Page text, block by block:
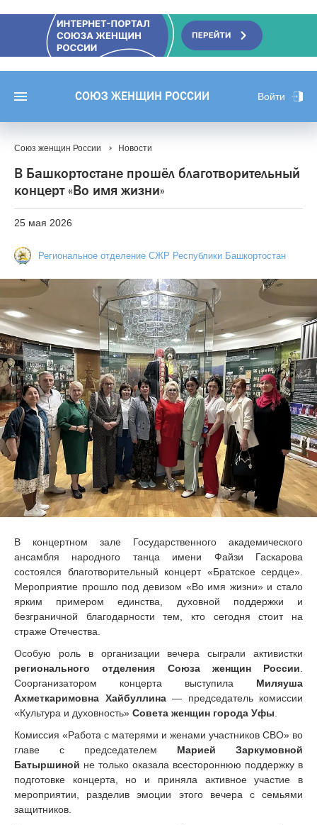
СОЮЗ ЖЕНЩИН РОССИИ Войти
Союз женщин России Новости
В Башкортостане прошёл благотворительный
концерт «Во имя жизни»
25 мая 2026
Региональное отделение СЖР Республики Башкортостан
В концертном зале Государственного академического
ансамбля народного танца имени Файзи Гаскарова
состоялся благотворительный концерт «Братское сердце».
Мероприятие прошло под девизом «Во имя жизни» и стало
ярким примером единства, духовной поддержки и
безграничной благодарности тем, кто сегодня стоит на
страже Отечества.
Особую роль в организации вечера сыграли активистки
регионального отделения Союза женщин России.
Соорганизатором концерта выступила Миляуша
Ахметкаримовна Хайбуллина— председатель комиссии
«Культура и духовность» Совета женщин города Уфы.
Комиссия «Работа с матерями и женами участников СВО» во
главе с председателем Марией Заркумовной
Батыршиной не только оказала всестороннюю поддержку в
подготовке концерта, но и приняла активное участие в
мероприятии, разделив эмоции этого вечера с семьями
защитников.